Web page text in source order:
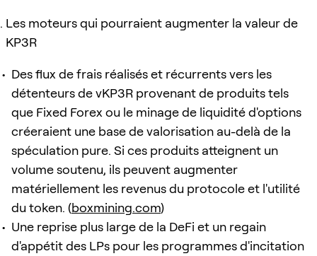
Les moteurs qui pourraient augmenter la valeur de
KP3R
Des flux de frais réalisés et récurrents vers les
détenteurs de vKP3R provenant de produits tels
que Fixed Forex ou le minage de liquidité d'options
créeraient une base de valorisation au-delà de la
spéculation pure. Si ces produits atteignent un
volume soutenu, ils peuvent augmenter
matériellement les revenus du protocole et l'utilité
du token. (boxmining.com)
Une reprise plus large de la DeFi et un regain
d'appétit des LPs pour les programmes d'incitation